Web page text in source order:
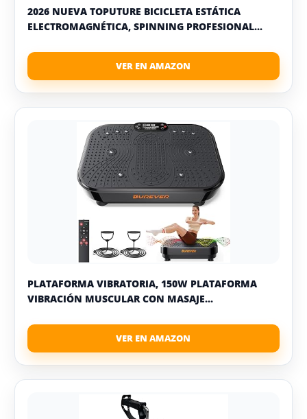
2026 NUEVA TOPUTURE BICICLETA ESTÁTICA
ELECTROMAGNÉTICA, SPINNING PROFESIONAL...
PLATAFORMA VIBRATORIA, 150W PLATAFORMA
VIBRACIÓN MUSCULAR CON MASAJE...